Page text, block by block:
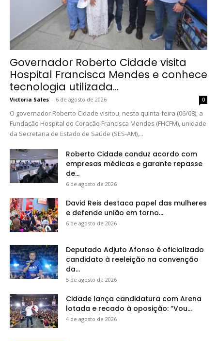
Governador Roberto Cidade visita
Hospital Francisca Mendes e conhece
tecnologia utilizada...
Victoria Sales - 6 de agosto de 2026 0
O governador Roberto Cidade visitou, nesta quinta-feira (06/08), a
Fundação Hospital do Coração Francisca Mendes (FHCFM), unidade
da Secretaria de Estado de Saúde (SES-AM),...
Roberto Cidade conduz acordo com
empresas médicas e garante repasse
de...
6 de agosto de 2026
David Reis destaca papel das mulheres
e defende união em torno...
6 de agosto de 2026
Deputado Adjuto Afonso é oficializado
candidato à reeleição na convenção
da...
5 de agosto de 2026
Cidade lança candidatura com Arena
lotada e recado à oposição: “Vou...
4 de agosto de 2026